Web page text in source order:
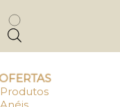
OFERTAS
Produtos